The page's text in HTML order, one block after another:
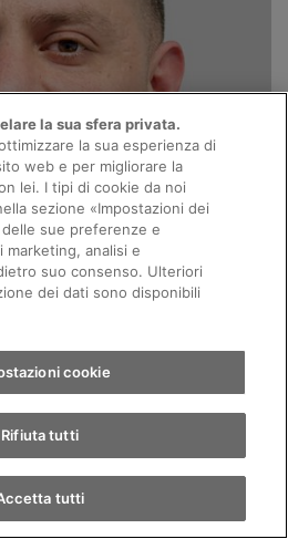
la sua sfera privata.
la sua esperienza di
web e per migliorare la
lei. I tipi di cookie da noi
sezione «Impostazioni dei
sue preferenze e
marketing, analisi e
suo consenso. Ulteriori
dei dati sono disponibili
cookie
Rifiuta tutti
tutti